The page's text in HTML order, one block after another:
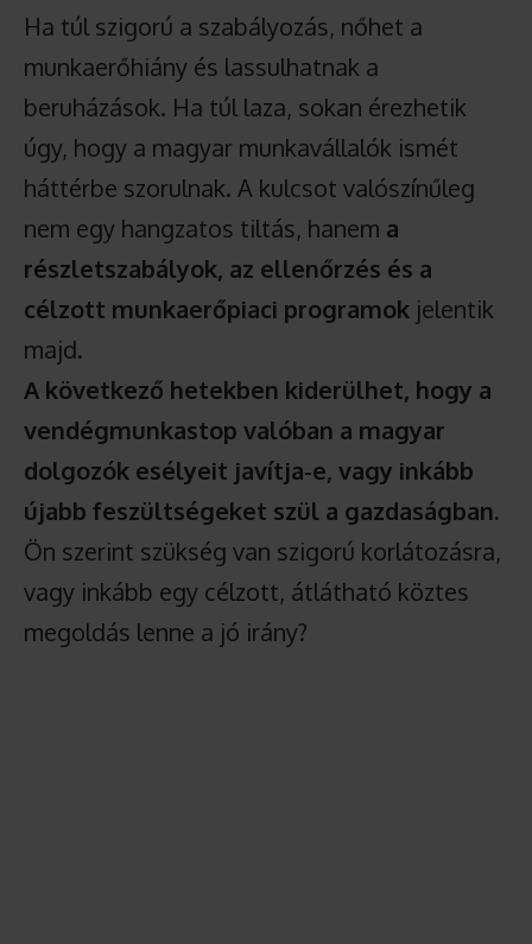
Ha túl szigorú a szabályozás, nőhet a
munkaerőhiány és lassulhatnak a
beruházások. Ha túl laza, sokan érezhetik
úgy, hogy a magyar munkavállalók ismét
háttérbe szorulnak. A kulcsot valószínűleg
nem egy hangzatos tiltás, hanem a
részletszabályok, az ellenőrzés és a
célzott munkaerőpiaci programok jelentik
majd.
A következő hetekben kiderülhet, hogy a
vendégmunkastop valóban a magyar
dolgozók esélyeit javítja-e, vagy inkább
újabb feszültségeket szül a gazdaságban.
Ön szerint szükség van szigorú korlátozásra,
vagy inkább egy célzott, átlátható köztes
megoldás lenne a jó irány?